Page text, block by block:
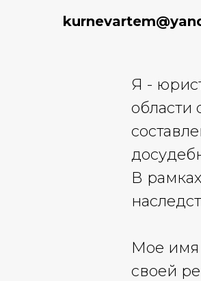
Я -
области
В
Мое имя
своей